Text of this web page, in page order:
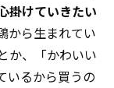
掛けていきたい
から生まれてい
か、「かわいい
いるから買うの